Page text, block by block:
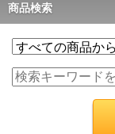
商品検索